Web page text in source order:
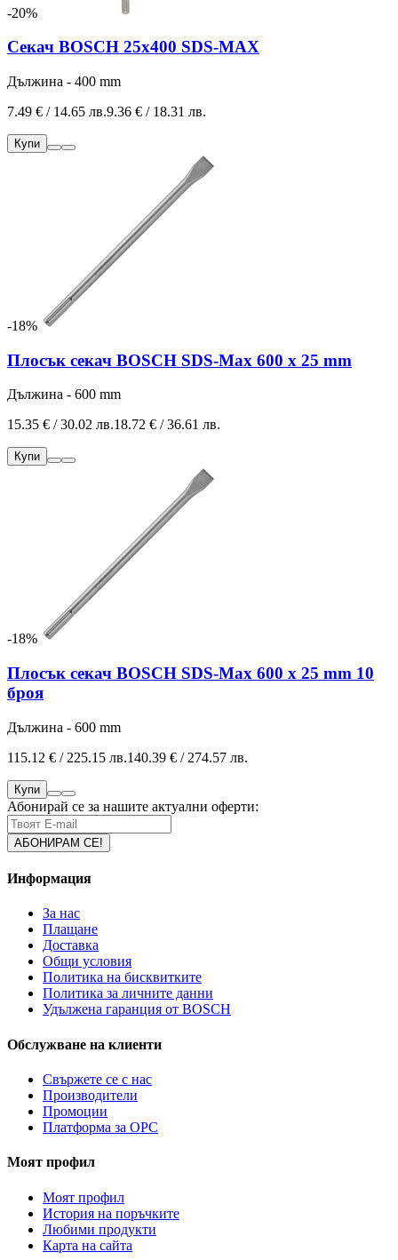
-20%
Секач BOSCH 25х400 SDS-MAX
Дължина - 400 mm
7.49 € / 14.65 лв.9.36 € / 18.31 лв.
Купи
-18%
Плосък секач BOSCH SDS-Max 600 x 25 mm
Дължина - 600 mm
15.35 € / 30.02 лв.18.72 € / 36.61 лв.
Купи
-18%
Плосък секач BOSCH SDS-Max 600 x 25 mm 10
броя
Дължина - 600 mm
115.12 € / 225.15 лв.140.39 € / 274.57 лв.
Купи
Абонирай се за нашите актуални оферти:
Информация
За нас
Плащане
Доставка
Общи условия
Политика на бисквитките
Политика за личните данни
Удължена гаранция от BOSCH
Обслужване на клиенти
Свържете се с нас
Производители
Промоции
Платформа за ОРС
Моят профил
Моят профил
История на поръчките
Любими продукти
Карта на сайта